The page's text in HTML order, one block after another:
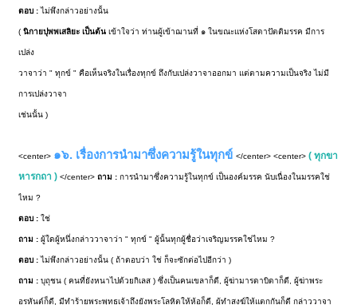
ตอบ :ไม่พึงกล่าวอย่างนั้น
( นิกายปุพพเสลิยะ เป็นต้นเข้าใจว่า ท่านผู้เข้าฌานที่ ๑ ในขณะแห่งโสดาปัตติมรรค มีการ
เปล่ง
วาจาว่า " ทุกข์ " คือเห็นจริงในเรื่องทุกข์ ถึงกับเปล่งวาจาออกมา แต่ตามความเป็นจริง ไม่มี
การเปล่งวาจา
เช่นนั้น )
<center> ๑๖. เรื่องการนำมาซึ่งความรู้ในทุกข์ </center> <center>( ทุกขา
หารกถา )</center>ถาม :การนำมาซึ่งความรู้ในทุกข์ เป็นองค์มรรค นับเนื่องในมรรคใช่
ไหม ?
ตอบ :ใช่
ถาม :ผู้ใดผู้หนึ่งกล่าววาจาว่า " ทุกข์ " ผู้นั้นทุกผู้ชื่อว่าเจริญมรรคใช่ไหม ?
ตอบ :ไม่พึงกล่าวอย่างนั้น ( ถ้าตอบว่า ใช่ ก็จะซักต่อไปอีกว่า )
ถาม :บุถุชน ( คนที่ยังหนาไปด้วยกิเลส ) ซึ่งเป็นคนเขลาก็ดี, ผู้ฆ่ามารดาบิดาก็ดี, ผู้ฆ่าพระ
อรหันต์ก็ดี, มีทำร้ายพระพุทธเจ้าถึงยังพระโลหิตให้ห้อก็ดี, ผู้ทำสงฆ์ให้แตกกันก็ดี กล่าววาจา